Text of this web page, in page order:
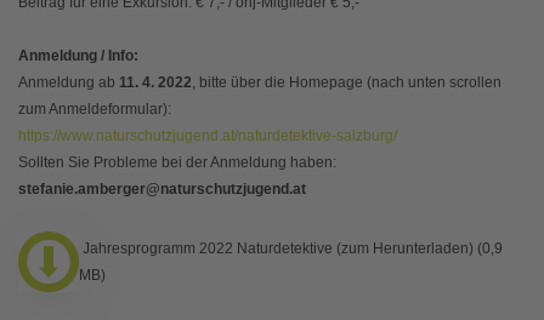
Anmeldung / Info:
Anmeldung ab 11. 4. 2022, bitte über die Homepage (nach unten scrollen
zum Anmeldeformular):
https://www.naturschutzjugend.at/naturdetektive-salzburg/
Sollten Sie Probleme bei der Anmeldung haben:
stefanie.amberger@naturschutzjugend.at
Jahresprogramm 2022 Naturdetektive (zum Herunterladen) (0,9
MB)